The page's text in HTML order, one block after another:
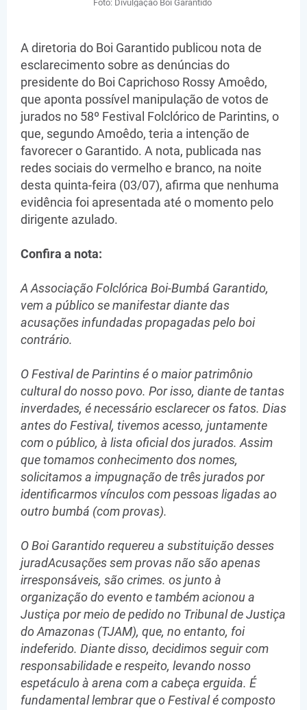
Foto: Divulgação Boi Garantido
A diretoria do Boi Garantido publicou nota de
esclarecimento sobre as denúncias do
presidente do Boi Caprichoso Rossy Amoêdo,
que aponta possível manipulação de votos de
jurados no 58º Festival Folclórico de Parintins, o
que, segundo Amoêdo, teria a intenção de
favorecer o Garantido. A nota, publicada nas
redes sociais do vermelho e branco, na noite
desta quinta-feira (03/07), afirma que nenhuma
evidência foi apresentada até o momento pelo
dirigente azulado.
Confira a nota:
A Associação Folclórica Boi-Bumbá Garantido,
vem a público se manifestar diante das
acusações infundadas propagadas pelo boi
contrário.
O Festival de Parintins é o maior patrimônio
cultural do nosso povo. Por isso, diante de tantas
inverdades, é necessário esclarecer os fatos. Dias
antes do Festival, tivemos acesso, juntamente
com o público, à lista oficial dos jurados. Assim
que tomamos conhecimento dos nomes,
solicitamos a impugnação de três jurados por
identificarmos vínculos com pessoas ligadas ao
outro bumbá (com provas).
O Boi Garantido requereu a substituição desses
juradAcusações sem provas não são apenas
irresponsáveis, são crimes. os junto à
organização do evento e também acionou a
Justiça por meio de pedido no Tribunal de Justiça
do Amazonas (TJAM), que, no entanto, foi
indeferido. Diante disso, decidimos seguir com
responsabilidade e respeito, levando nosso
espetáculo à arena com a cabeça erguida. É
fundamental lembrar que o Festival é composto